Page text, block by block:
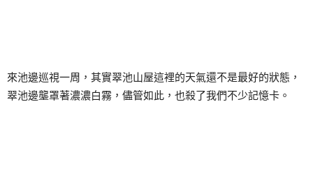
來池邊巡視一周，其實翠池山屋這裡的天氣還不是最好的狀態，
翠池邊壟罩著濃濃白霧，儘管如此，也殺了我們不少記憶卡。